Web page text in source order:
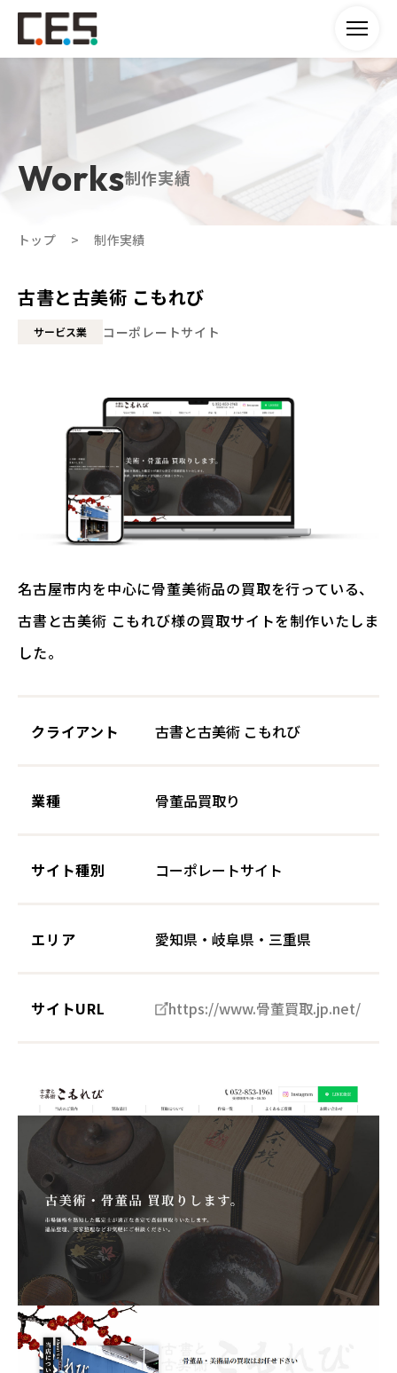
制作実績
トップ 制作実績
古書と古美術 こもれび
サービス業 コーポレートサイト
名古屋市内を中心に骨董美術品の買取を行っている、
古書と古美術 こもれび様の買取サイトを制作いたしま
した。
クライアント 古書と古美術 こもれび
業種 骨董品買取り
サイト種別 コーポレートサイト
エリア 愛知県・岐阜県・三重県
サイトURL https://www.骨董買取.jp.net/